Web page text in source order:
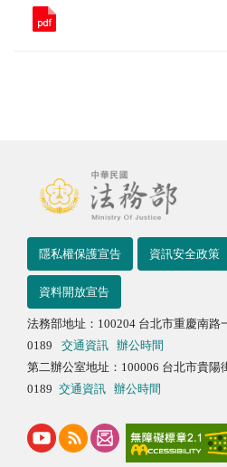
隱私權保護宣告 資訊安全政策
資料開放宣告
法務部地址：100204 台北市重慶南
0189
交通資訊
辦公時間
第二辦公室地址：100006 台北市貴
0189 交通資訊 辦公時間